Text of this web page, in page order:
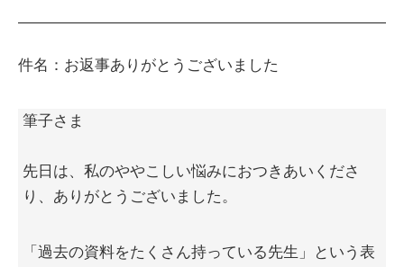
件名：お返事ありがとうございました
筆子さま
先日は、私のややこしい悩みにおつきあいくださ
り、ありがとうございました。
「過去の資料をたくさん持っている先生」という表